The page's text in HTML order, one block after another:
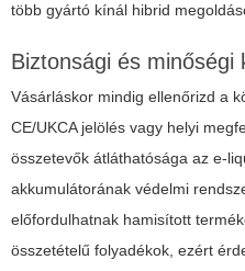
több gyártó kínál hibrid
Biztonsági és minőségi
Vásárláskor mindig ellenőrizd a
CE/UKCA jelölés vagy helyi
összetevők átláthatósága az e-
akkumulátorának védelmi
előfordulhatnak hamisított
összetételű folyadékok, ezért